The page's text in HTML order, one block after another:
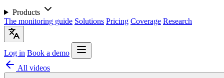
Products
The monitoring guide Solutions Pricing Coverage Research
Log in Book a demo
All videos